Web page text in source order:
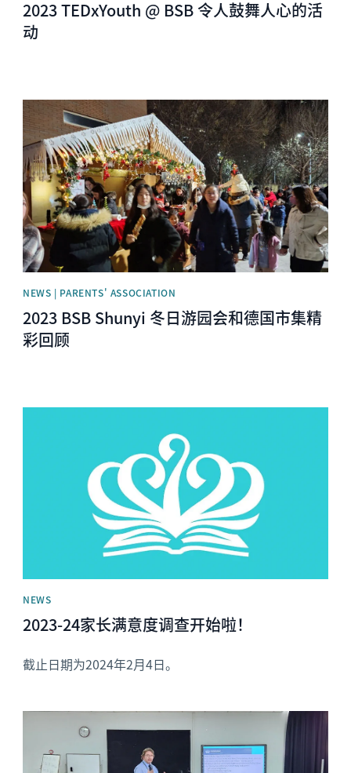
2023 TEDxYouth @ BSB 令人鼓舞人心的活
动
News image
NEWS | PARENTS' ASSOCIATION
2023 BSB Shunyi 冬日游园会和德国市集精
彩回顾
NEWS
2023-24家长满意度调查开始啦！
截止日期为2024年2月4日。
News image